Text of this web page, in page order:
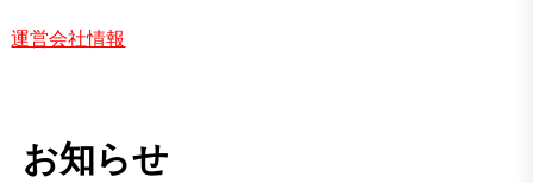
運営会社情報
お知らせ